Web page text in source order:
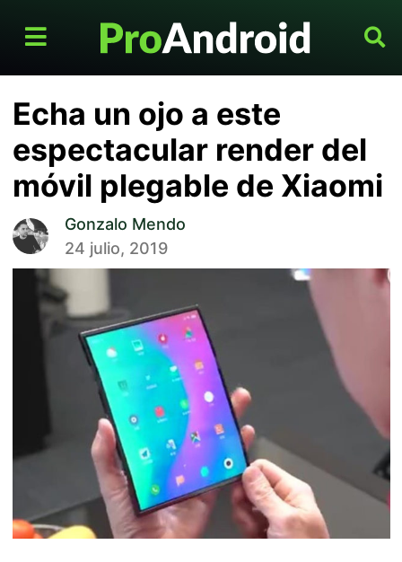
Echa un ojo a este
espectacular render del
móvil plegable de Xiaomi
Gonzalo Mendo
24 julio, 2019